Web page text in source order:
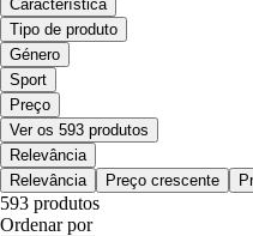
Característica
Tipo de produto
Género
Sport
Preço
Ver os 593 produtos
Relevância
Relevância
Preço crescente
593 produtos
Ordenar por